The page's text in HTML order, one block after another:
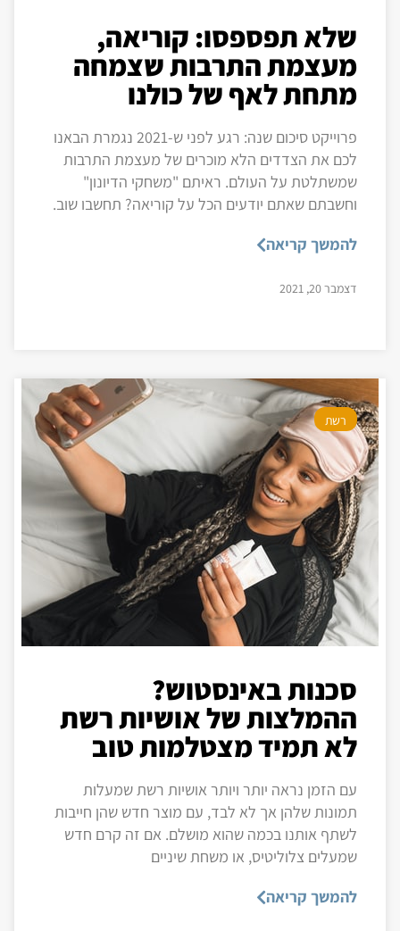
שלא תפספסו: קוריאה,
מעצמת התרבות שצמחה
מתחת לאף של כולנו
פרוייקט סיכום שנה: רגע לפני ש-2021 נגמרת הבאנו
לכם את הצדדים הלא מוכרים של מעצמת התרבות
שמשתלטת על העולם. ראיתם "משחקי הדיונון"
וחשבתם שאתם יודעים הכל על קוריאה? תחשבו שוב.
להמשך קריאה
דצמבר 20, 2021
רשת
סכנות באינסטוש?
ההמלצות של אושיות רשת
לא תמיד מצטלמות טוב
עם הזמן נראה יותר ויותר אושיות רשת שמעלות
תמונות שלהן אך לא לבד, עם מוצר חדש שהן חייבות
לשתף אותנו בכמה שהוא מושלם. אם זה קרם חדש
שמעלים צלוליטיס, או משחת שיניים
להמשך קריאה